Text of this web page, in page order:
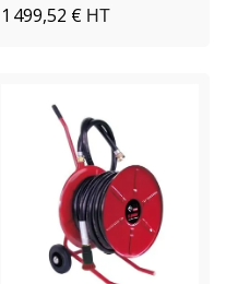
1 499,52 € HT